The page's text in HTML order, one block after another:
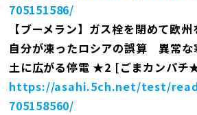
705151586/
【ブーメラン】ガス栓を閉めて欧
自分が凍ったロシアの誤算 異常な
土に広がる停電 ★2 [ごまカンパチ
https://asahi.5ch.net/test/
705158560/